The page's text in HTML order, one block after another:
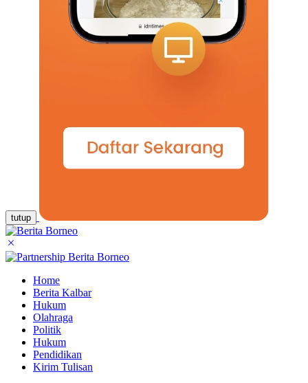
tutup
Home
Berita Kalbar
Hukum
Olahraga
Politik
Hukum
Pendidikan
Kirim Tulisan